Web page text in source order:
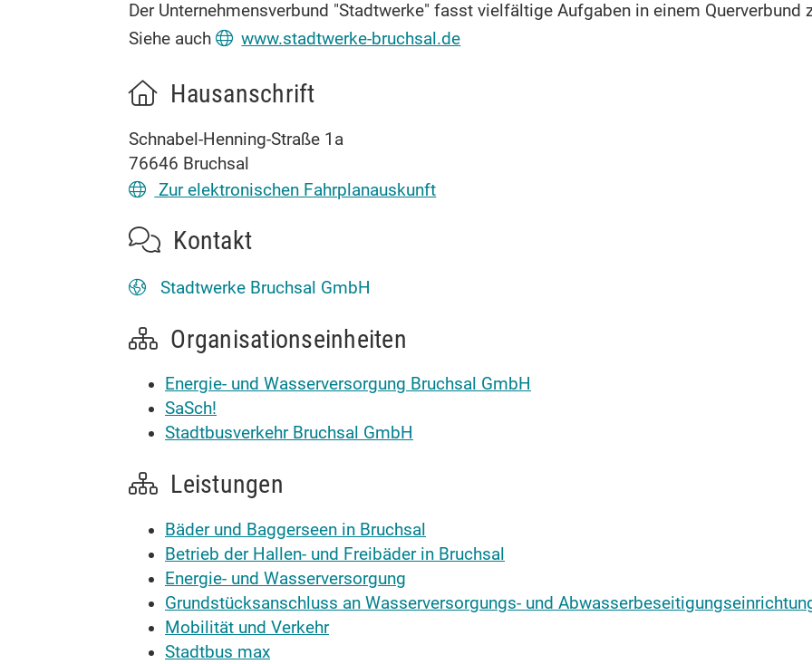
Der Unternehmensverbund "Stadtwerke" fasst vielfältige Aufgaben in einem Querverbund
Siehe auch
www.stadtwerke-bruchsal.de
Hausanschrift
Schnabel-Henning-Straße 1a
76646 Bruchsal
Zur elektronischen Fahrplanauskunft
Kontakt
Stadtwerke Bruchsal GmbH
Organisationseinheiten
Energie- und Wasserversorgung Bruchsal GmbH
SaSch!
Stadtbusverkehr Bruchsal GmbH
Leistungen
Bäder und Baggerseen in Bruchsal
Betrieb der Hallen- und Freibäder in Bruchsal
Energie- und Wasserversorgung
Grundstücksanschluss an Wasserversorgungs- und
Mobilität und Verkehr
Stadtbus max